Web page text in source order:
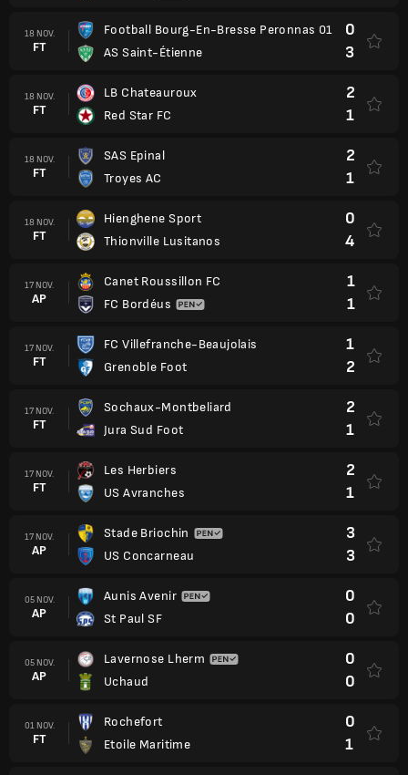
18 NOV.
FT
Football Bourg-En-Bresse Peronnas 01
AS Saint-Étienne
0
3
18 NOV.
FT
LB Chateauroux
Red Star FC
2
1
18 NOV.
FT
SAS Epinal
Troyes AC
2
1
18 NOV.
FT
Hienghene Sport
Thionville Lusitanos
0
4
17 NOV.
AP
Canet Roussillon FC
FC Bordéus
1
1
17 NOV.
FT
FC Villefranche-Beaujolais
Grenoble Foot
1
2
17 NOV.
FT
Sochaux-Montbeliard
Jura Sud Foot
2
1
17 NOV.
FT
Les Herbiers
US Avranches
2
1
17 NOV.
AP
Stade Briochin
US Concarneau
3
3
05 NOV.
AP
Aunis Avenir
St Paul SF
0
0
05 NOV.
AP
Lavernose Lherm
Uchaud
0
0
01 NOV.
FT
Rochefort
Etoile Maritime
0
1